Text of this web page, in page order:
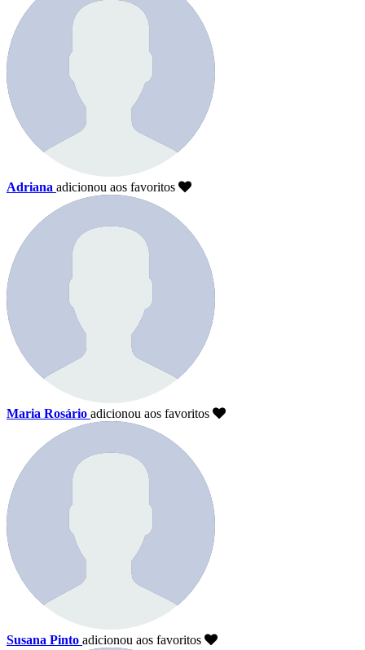
Adriana adicionou aos favoritos
Maria Rosário adicionou aos favoritos
Susana Pinto adicionou aos favoritos